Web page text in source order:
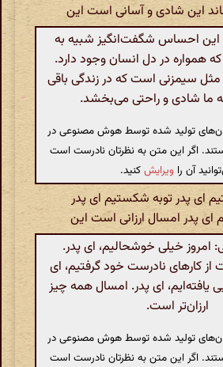
این شادی و آسانی است این
احساس شگفت‌انگیز شبیه به
همواره در دل انسان وجود دارد.
سیمزنی است که در زندگی باقی
ما شادی و راحتی می‌بخشد.
تولید شده توسط هوش مصنوعی در
اگر این متن به نظرتان نادرست است
آن را ویرایشکنید.
ای پدر توبه شکستیم ای پدر
ای پدر امسال ارزانی است این
خیلی خوشحالیم، ای پدر.
کارهای نادرست خود گرفتیم، ای
یافته‌ایم، ای پدر. امسال همه چیز
ارزان‌تر است.
تولید شده توسط هوش مصنوعی در
اگر این متن به نظرتان نادرست است